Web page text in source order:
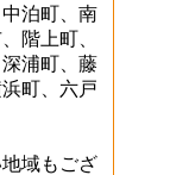
泊町、南
階上町、
浦町、藤
町、六戸
域もござ